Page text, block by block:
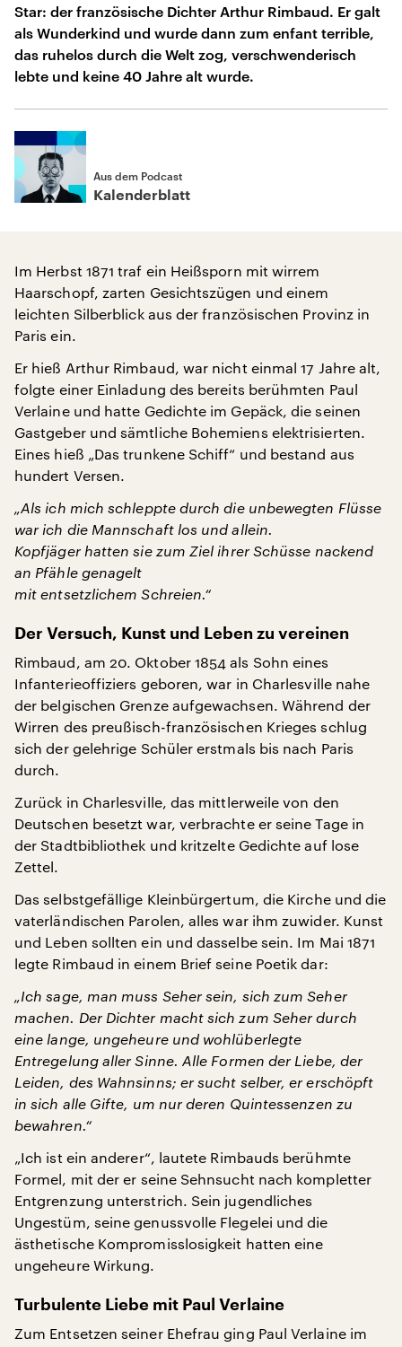
Star: der französische Dichter Arthur Rimbaud. Er galt
als Wunderkind und wurde dann zum enfant terrible,
das ruhelos durch die Welt zog, verschwenderisch
lebte und keine 40 Jahre alt wurde.
Aus dem Podcast
Kalenderblatt
Im Herbst 1871 traf ein Heißsporn mit wirrem
Haarschopf, zarten Gesichtszügen und einem
leichten Silberblick aus der französischen Provinz in
Paris ein.
Er hieß Arthur Rimbaud, war nicht einmal 17 Jahre alt,
folgte einer Einladung des bereits berühmten Paul
Verlaine und hatte Gedichte im Gepäck, die seinen
Gastgeber und sämtliche Bohemiens elektrisierten.
Eines hieß „Das trunkene Schiff“ und bestand aus
hundert Versen.
„Als ich mich schleppte durch die unbewegten Flüsse
war ich die Mannschaft los und allein.
Kopfjäger hatten sie zum Ziel ihrer Schüsse nackend
an Pfähle genagelt
mit entsetzlichem Schreien.“
Der Versuch, Kunst und Leben zu vereinen
Rimbaud, am 20. Oktober 1854 als Sohn eines
Infanterieoffiziers geboren, war in Charlesville nahe
der belgischen Grenze aufgewachsen. Während der
Wirren des preußisch-französischen Krieges schlug
sich der gelehrige Schüler erstmals bis nach Paris
durch.
Zurück in Charlesville, das mittlerweile von den
Deutschen besetzt war, verbrachte er seine Tage in
der Stadtbibliothek und kritzelte Gedichte auf lose
Zettel.
Das selbstgefällige Kleinbürgertum, die Kirche und die
vaterländischen Parolen, alles war ihm zuwider. Kunst
und Leben sollten ein und dasselbe sein. Im Mai 1871
legte Rimbaud in einem Brief seine Poetik dar:
„Ich sage, man muss Seher sein, sich zum Seher
machen. Der Dichter macht sich zum Seher durch
eine lange, ungeheure und wohlüberlegte
Entregelung aller Sinne. Alle Formen der Liebe, der
Leiden, des Wahnsinns; er sucht selber, er erschöpft
in sich alle Gifte, um nur deren Quintessenzen zu
bewahren.“
„Ich ist ein anderer“, lautete Rimbauds berühmte
Formel, mit der er seine Sehnsucht nach kompletter
Entgrenzung unterstrich. Sein jugendliches
Ungestüm, seine genussvolle Flegelei und die
ästhetische Kompromisslosigkeit hatten eine
ungeheure Wirkung.
Turbulente Liebe mit Paul Verlaine
Zum Entsetzen seiner Ehefrau ging Paul Verlaine im